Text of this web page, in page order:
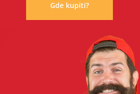
Gde kupiti?